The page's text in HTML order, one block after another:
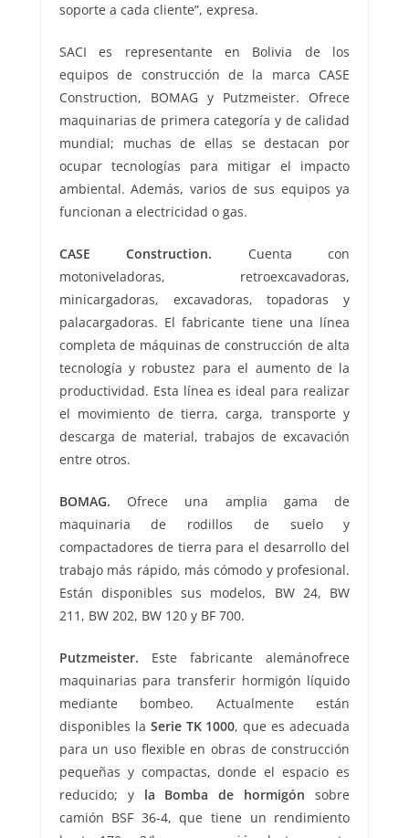
soporte a cada cliente”, expresa.
SACI es representante en Bolivia de los
equipos de construcción de la marca CASE
Construction, BOMAG y Putzmeister. Ofrece
maquinarias de primera categoría y de calidad
mundial; muchas de ellas se destacan por
ocupar tecnologías para mitigar el impacto
ambiental. Además, varios de sus equipos ya
funcionan a electricidad o gas.
CASE Construction. Cuenta con
motoniveladoras, retroexcavadoras,
minicargadoras, excavadoras, topadoras y
palacargadoras. El fabricante tiene una línea
completa de máquinas de construcción de alta
tecnología y robustez para el aumento de la
productividad. Esta línea es ideal para realizar
el movimiento de tierra, carga, transporte y
descarga de material, trabajos de excavación
entre otros.
BOMAG. Ofrece una amplia gama de
maquinaria de rodillos de suelo y
compactadores de tierra para el desarrollo del
trabajo más rápido, más cómodo y profesional.
Están disponibles sus modelos, BW 24, BW
211, BW 202, BW 120 y BF 700.
Putzmeister. Este fabricante alemánofrece
maquinarias para transferir hormigón líquido
mediante bombeo. Actualmente están
disponibles la Serie TK 1000, que es adecuada
para un uso flexible en obras de construcción
pequeñas y compactas, donde el espacio es
reducido; y la Bomba de hormigón sobre
camión BSF 36-4, que tiene un rendimiento